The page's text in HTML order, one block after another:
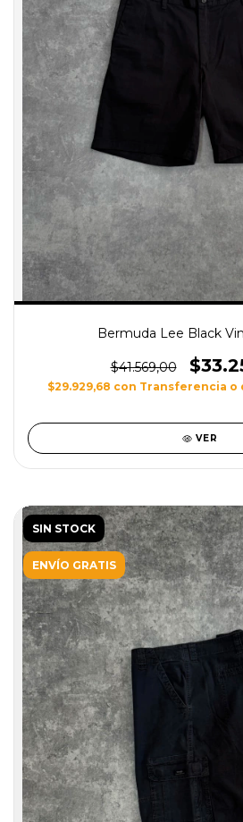
Bermuda Lee Black
$41.569,00
$29.929,68 con Transferencia o
VER
SIN STOCK
ENVÍO GRATIS